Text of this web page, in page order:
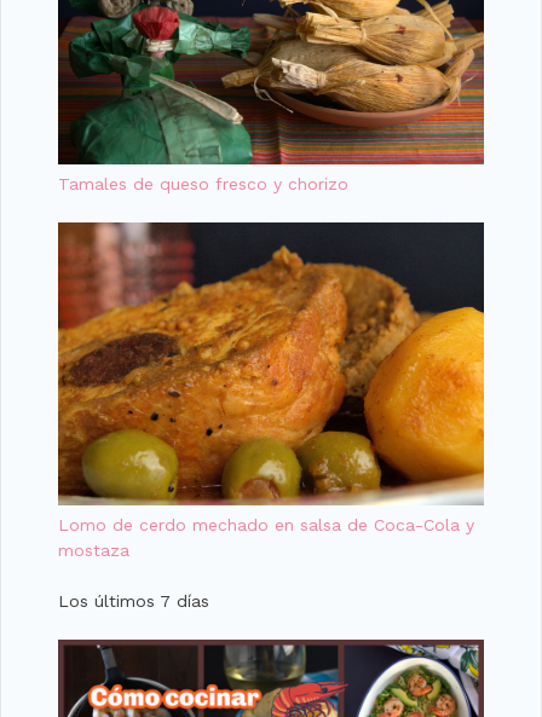
Tamales de queso fresco y chorizo
Lomo de cerdo mechado en salsa de Coca-Cola y
mostaza
Los últimos 7 días